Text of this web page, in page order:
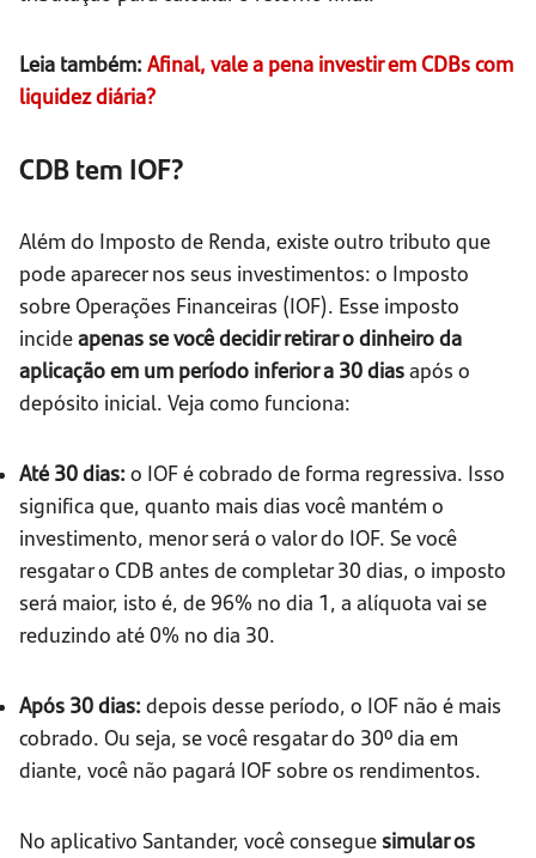
Leia também: Afinal, vale a pena investir em CDBs com
liquidez diária?
CDB tem IOF?
Além do Imposto de Renda, existe outro tributo que
pode aparecer nos seus investimentos: o Imposto
sobre Operações Financeiras (IOF). Esse imposto
incideapenas se você decidir retirar o dinheiro da
aplicação em um período inferior a 30 diasapós o
depósito inicial. Veja como funciona:
Até 30 dias: o IOF é cobrado de forma regressiva. Isso
significa que, quanto mais dias você mantém o
investimento, menor será o valor do IOF. Se você
resgatar o CDB antes de completar 30 dias, o imposto
será maior, isto é, de 96% no dia 1, a alíquota vai se
reduzindo até 0% no dia 30.
Após 30 dias: depois desse período, o IOF não é mais
cobrado. Ou seja, se você resgatar do 30º dia em
diante, você não pagará IOF sobre os rendimentos.
No aplicativo Santander, você consegue simular os